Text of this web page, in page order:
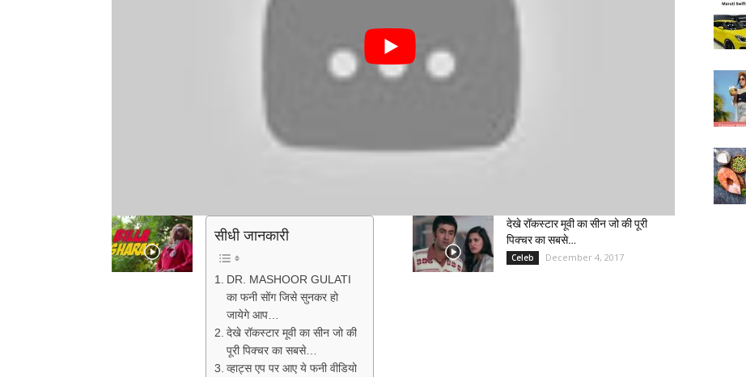
सीधी जानकारी
DR. MASHOOR GULATI
का फनी सोंग जिसे सुनकर हो
जायेगे आप…
देखे रॉकस्टार मूवी का सीन जो की
पूरी पिक्चर का सबसे…
व्हाट्स एप पर आए ये फनी वीडियो
देखे रॉकस्टार मूवी का सीन जो की पूरी
पिक्चर का सबसे…
Celeb December 4, 2017